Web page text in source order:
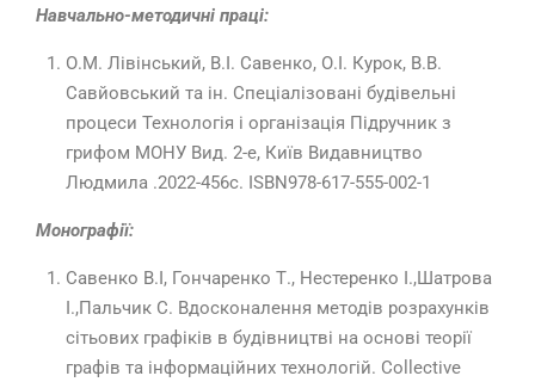
Навчально-методичні праці:
О.М. Лівінський, В.І. Савенко, О.І. Курок, В.В.
Савйовський та ін. Спеціалізовані будівельні
процеси Технологія і організація Підручник з
грифом МОНУ Вид. 2-е, Київ Видавництво
Людмила .2022-456с. ISBN978-617-555-002-1
Монографії:
Савенко В.І, Гончаренко Т., Нестеренко І.,Шатрова
І.,Пальчик С. Вдосконалення методів розрахунків
сітьових графіків в будівництві на основі теорії
графів та інформаційних технологій. Collective